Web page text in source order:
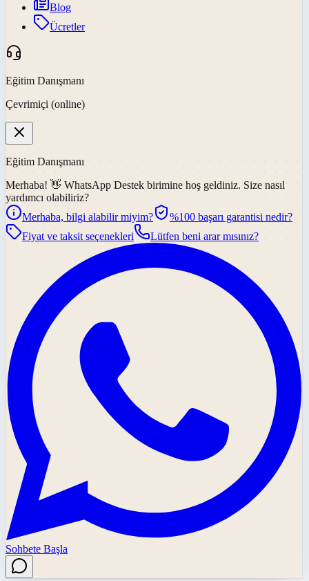
Blog
Ücretler
Eğitim Danışmanı
Çevrimiçi (online)
Eğitim Danışmanı
Merhaba! 👋 WhatsApp Destek birimine hoş geldiniz. Size nasıl
yardımcı olabiliriz?
Merhaba, bilgi alabilir miyim?
%100 başarı garantisi nedir?
Fiyat ve taksit seçenekleri
Lütfen beni arar mısınız?
Sohbete Başla